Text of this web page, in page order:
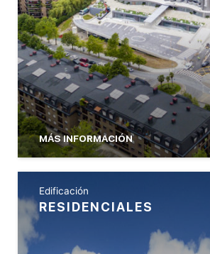
MÁS INFORMACIÓN
Edificación
RESIDENCIALES